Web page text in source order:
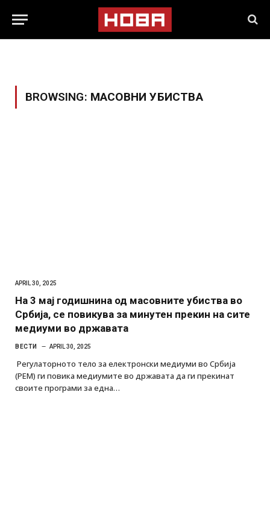
BROWSING: МАСОВНИ УБИСТВА
APRIL 30, 2025
На 3 мај годишнина од масовните убиства во
Србија, се повикува за минутен прекин на сите
медиуми во државата
ВЕСТИ APRIL 30, 2025
Регулаторното тело за електронски медиуми во Србија
(РЕМ) ги повика медиумите во државата да ги прекинат
своите програми за една…